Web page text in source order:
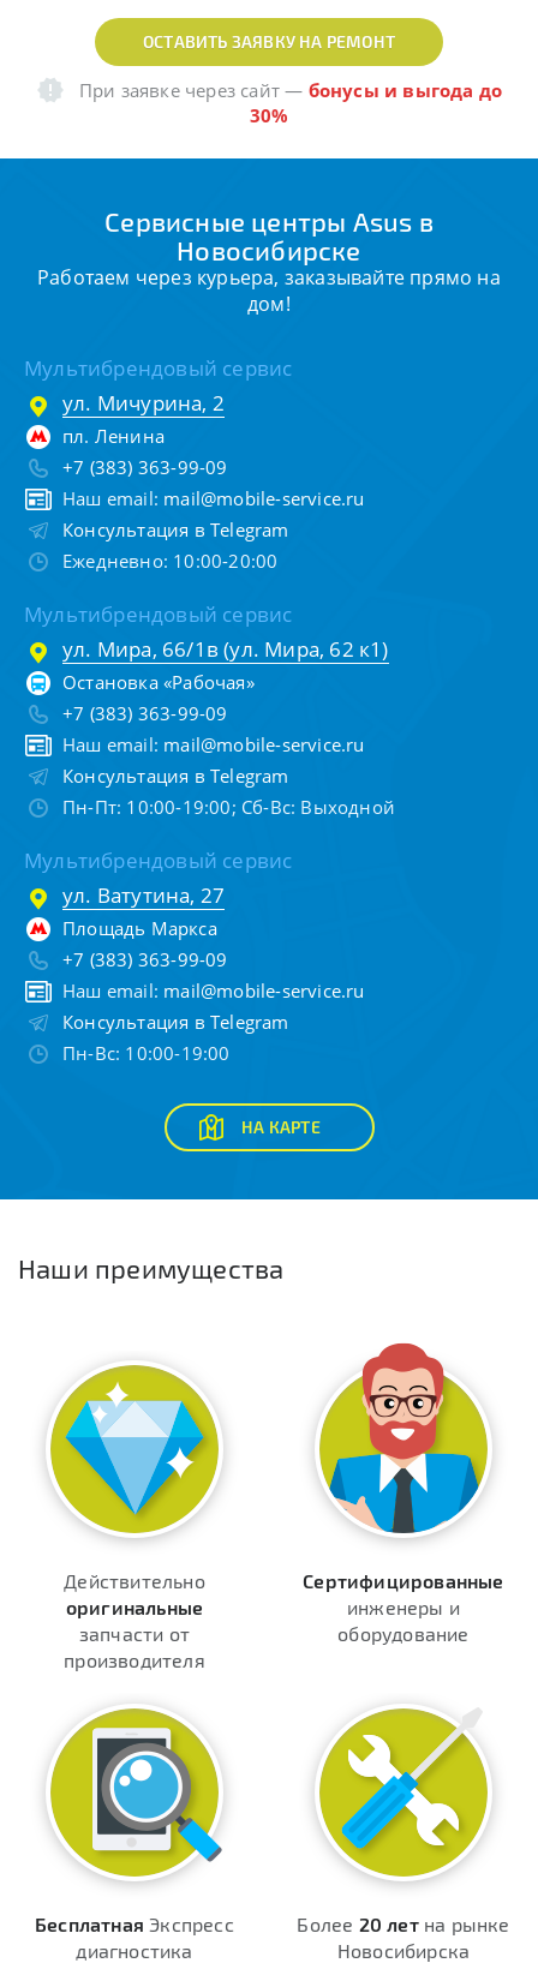
ОСТАВИТЬ ЗАЯВКУ НА РЕМОНТ
При заявке через сайт— бонусы и выгода до
30%
Сервисные центры Asus в
Новосибирске
Работаем через курьера, заказывайте прямо на
дом!
Мультибрендовый сервис
ул. Мичурина, 2
пл. Ленина
+7 (383) 363-99-09
Наш email: mail@mobile-service.ru
Консультация в Telegram
Ежедневно: 10:00-20:00
Мультибрендовый сервис
ул. Мира, 66/1в (ул. Мира, 62 к1)
Остановка «Рабочая»
+7 (383) 363-99-09
Наш email: mail@mobile-service.ru
Консультация в Telegram
Пн-Пт: 10:00-19:00; Сб-Вс: Выходной
Мультибрендовый сервис
ул. Ватутина, 27
Площадь Маркса
+7 (383) 363-99-09
Наш email: mail@mobile-service.ru
Консультация в Telegram
Пн-Вс: 10:00-19:00
НА КАРТЕ
Наши преимущества
Действительно
оригинальные
запчасти от
производителя
Сертифицированные
инженеры и
оборудование
Бесплатная Экспресс
диагностика
Более 20 летна рынке
Новосибирска